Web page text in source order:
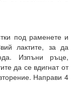
под раменете и
лактите, за да
Изпъни ръце,
да се вдигнат от
Направи 4